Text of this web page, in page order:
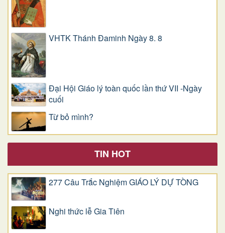
VHTK Thánh Đaminh Ngày 8. 8
Đại Hội Giáo lý toàn quốc lần thứ VII -Ngày
cuối
Từ bỏ mình?
TIN HOT
277 Câu Trắc Nghiệm GIÁO LÝ DỰ TÒNG
Nghi thức lễ Gia Tiên